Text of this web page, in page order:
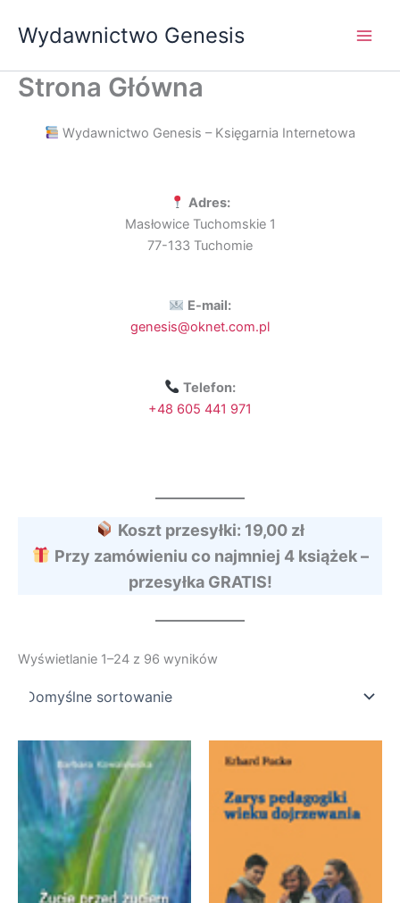
Wydawnictwo Genesis
Strona Główna
Wydawnictwo Genesis – Księgarnia Internetowa
Adres:
Masłowice Tuchomskie 1
77-133 Tuchomie
E-mail:
genesis@oknet.com.pl
Telefon:
+48 605 441 971
Koszt przesyłki: 19,00 zł
Przy zamówieniu co najmniej 4 książek –
przesyłka GRATIS!
Wyświetlanie 1–24 z 96 wyników